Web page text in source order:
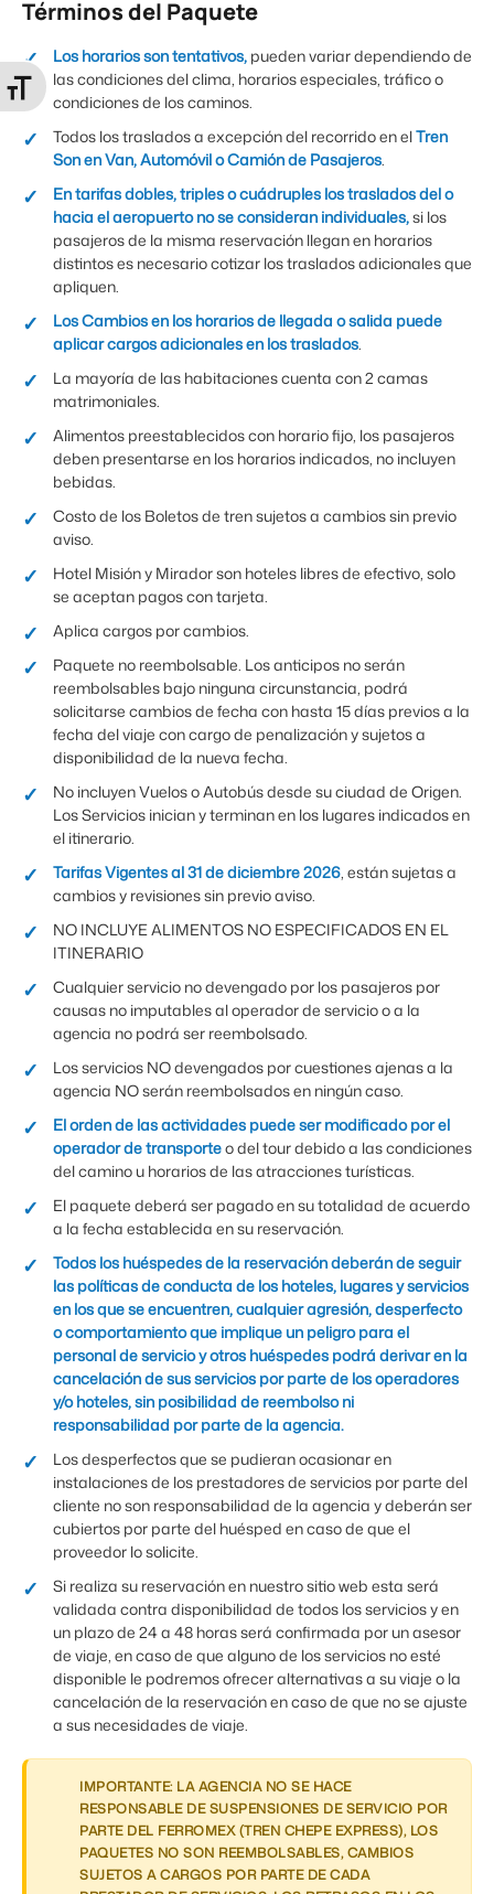
tamaño de letra
Términos del Paquete
Los horarios son tentativos, pueden variar dependiendo de
las condiciones del clima, horarios especiales, tráfico o
condiciones de los caminos.
Todos los traslados a excepción del recorrido en elTren
Son en Van, Automóvil o Camión de Pasajeros
En tarifas dobles, triples o cuádruples los traslados del o
hacia el aeropuerto no se consideran individuales,si los
pasajeros de la misma reservación llegan en horarios
distintos es necesario cotizar los traslados adicionales que
apliquen.
Los Cambios en los horarios de llegada o salida puede
aplicar cargos adicionales en los traslados
La mayoría de las habitaciones cuenta con 2 camas
matrimoniales.
Alimentos preestablecidos con horario fijo, los pasajeros
deben presentarse en los horarios indicados, no incluyen
bebidas.
Costo de los Boletos de tren sujetos a cambios sin previo
aviso.
Hotel Misión y Mirador son hoteles libres de efectivo, solo
se aceptan pagos con tarjeta.
Aplica cargos por cambios.
Paquete no reembolsable. Los anticipos no serán
reembolsables bajo ninguna circunstancia, podrá
solicitarse cambios de fecha con hasta 15 días previos a la
fecha del viaje con cargo de penalización y sujetos a
disponibilidad de la nueva fecha.
No incluyen Vuelos o Autobús desde su ciudad de Origen.
Los Servicios inician y terminan en los lugares indicados en
el itinerario.
Tarifas Vigentes al 31 de diciembre 2026 , están sujetas a
cambios y revisiones sin previo aviso.
NO INCLUYE ALIMENTOS NO ESPECIFICADOS EN EL
ITINERARIO
Cualquier servicio no devengado por los pasajeros por
causas no imputables al operador de servicio o a la
agencia no podrá ser reembolsado.
Los servicios NO devengados por cuestiones ajenas a la
agencia NO serán reembolsados en ningún caso.
El orden de las actividades puede ser modificado por el
operador de transporteo del tour debido a las condiciones
del camino u horarios de las atracciones turísticas.
El paquete deberá ser pagado en su totalidad de acuerdo
a la fecha establecida en su reservación.
Todos los huéspedes de la reservación deberán de seguir
las políticas de conducta de los hoteles, lugares y servicios
en los que se encuentren, cualquier agresión, desperfecto
o comportamiento que implique un peligro para el
personal de servicio y otros huéspedes podrá derivar en la
cancelación de sus servicios por parte de los operadores
y/o hoteles, sin posibilidad de reembolso ni
responsabilidad por parte de la agencia.
Los desperfectos que se pudieran ocasionar en
instalaciones de los prestadores de servicios por parte del
cliente no son responsabilidad de la agencia y deberán ser
cubiertos por parte del huésped en caso de que el
proveedor lo solicite.
Si realiza su reservación en nuestro sitio web esta será
validada contra disponibilidad de todos los servicios y en
un plazo de 24 a 48 horas será confirmada por un asesor
de viaje, en caso de que alguno de los servicios no esté
disponible le podremos ofrecer alternativas a su viaje o la
cancelación de la reservación en caso de que no se ajuste
a sus necesidades de viaje.
IMPORTANTE: LA AGENCIA NO SE HACE
RESPONSABLE DE SUSPENSIONES DE SERVICIO POR
PARTE DEL FERROMEX (TREN CHEPE EXPRESS), LOS
PAQUETES NO SON REEMBOLSABLES, CAMBIOS
SUJETOS A CARGOS POR PARTE DE CADA